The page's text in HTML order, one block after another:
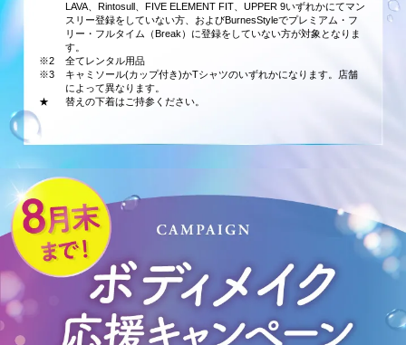
LAVA、Rintosull、FIVE ELEMENT FIT、UPPER 9いずれかにてマン
スリー登録をしていない方、およびBurnesStyleでプレミアム・フ
リー・フルタイム（Break）に登録をしていない方が対象となりま
す。
※2
全てレンタル用品
※3
キャミソール(カップ付き)かTシャツのいずれかになります。店舗
によって異なります。
★
替えの下着はご持参ください。